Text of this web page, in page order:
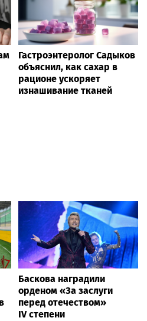
Гастроэнтеролог Садыков
объяснил, как сахар в
рационе ускоряет
изнашивание тканей
Баскова наградили
орденом «За заслуги
перед отечеством»
IV степени